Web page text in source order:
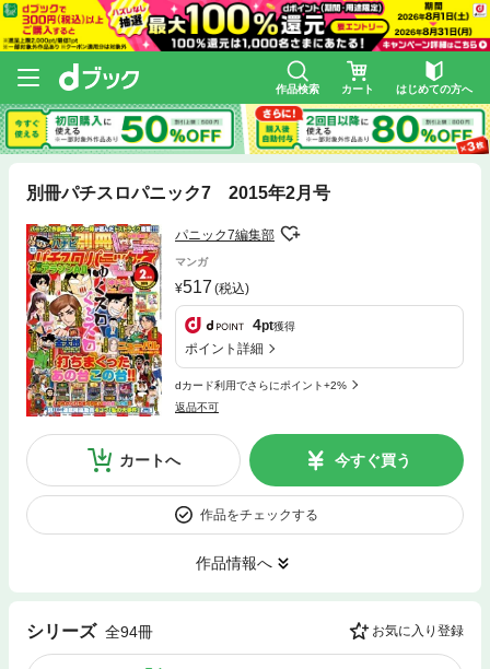
作品検索 カート はじめての方へ
別冊パチスロパニック7 2015年2月号
パニック7編集部
マンガ
517 (税込)
4pt獲得
ポイント詳細
dカード利用でさらにポイント+2%
返品不可
カートへ 今すぐ買う
作品をチェックする
作品情報へ
シリーズ 全94冊 お気に入り登録